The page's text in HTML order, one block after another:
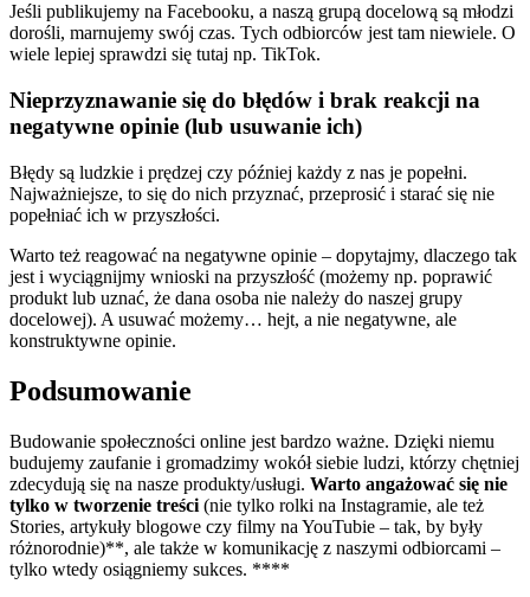
Jeśli publikujemy na Facebooku, a naszą grupą docelową są młodzi
dorośli, marnujemy swój czas. Tych odbiorców jest tam niewiele. O
wiele lepiej sprawdzi się tutaj np. TikTok.
Nieprzyznawanie się do błędów i brak reakcji na
negatywne opinie (lub usuwanie ich)
Błędy są ludzkie i prędzej czy później każdy z nas je popełni.
Najważniejsze, to się do nich przyznać, przeprosić i starać się nie
popełniać ich w przyszłości.
Warto też reagować na negatywne opinie – dopytajmy, dlaczego tak
jest i wyciągnijmy wnioski na przyszłość (możemy np. poprawić
produkt lub uznać, że dana osoba nie należy do naszej grupy
docelowej). A usuwać możemy… hejt, a nie negatywne, ale
konstruktywne opinie.
Podsumowanie
Budowanie społeczności online jest bardzo ważne. Dzięki niemu
budujemy zaufanie i gromadzimy wokół siebie ludzi, którzy chętniej
zdecydują się na nasze produkty/usługi. Warto angażować się nie
tylko w tworzenie treści (nie tylko rolki na Instagramie, ale też
Stories, artykuły blogowe czy filmy na YouTubie – tak, by były
różnorodnie)**, ale także w komunikację z naszymi odbiorcami –
tylko wtedy osiągniemy sukces. ****